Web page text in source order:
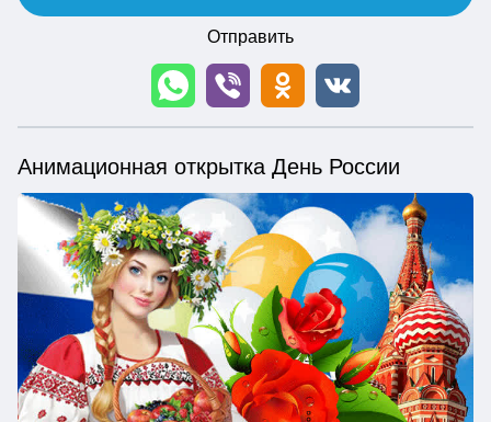
Отправить
Анимационная открытка День России